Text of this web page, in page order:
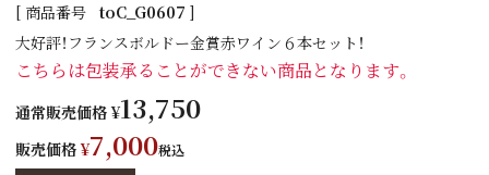
商品番号
toC_G0607
大好評！フランスボルドー金賞赤ワイン６本セット！
こちらは包装承ることができない商品となります。
通常販売価格 ¥13,750
販売価格 ¥7,000税込